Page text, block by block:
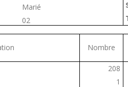
Marié
02
Nombre
208
1